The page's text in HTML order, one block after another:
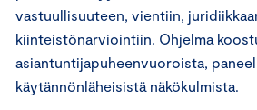
vastuullisuuteen, vientiin,
kiinteistönarviointiin. Ohjelma
asiantuntijapuheenvuoroista,
käytännönläheisistä näkökulmista.